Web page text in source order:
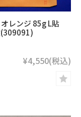
レンジ 85g L貼
¥4,550(税込)